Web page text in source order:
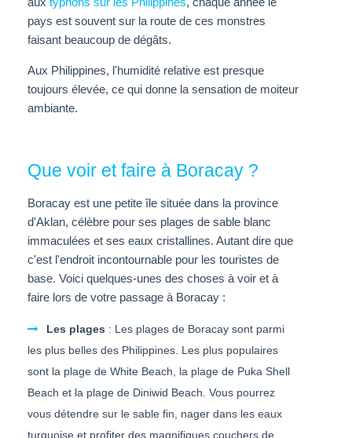
pays est souvent sur la route de ces monstres
faisant beaucoup de dégâts.
Aux Philippines, l'humidité relative est presque
toujours élevée, ce qui donne la sensation de moiteur
ambiante.
Que voir et faire à Boracay ?
Boracay est une petite île située dans la province
d'Aklan, célèbre pour ses plages de sable blanc
immaculées et ses eaux cristallines. Autant dire que
c'est l'endroit incontournable pour les touristes de
base. Voici quelques-unes des choses à voir et à
faire lors de votre passage à Boracay :
Les plages : Les plages de Boracay sont parmi
les plus belles des Philippines. Les plus populaires
sont la plage de White Beach, la plage de Puka Shell
Beach et la plage de Diniwid Beach. Vous pourrez
vous détendre sur le sable fin, nager dans les eaux
turquoise et profiter des magnifiques couchers de